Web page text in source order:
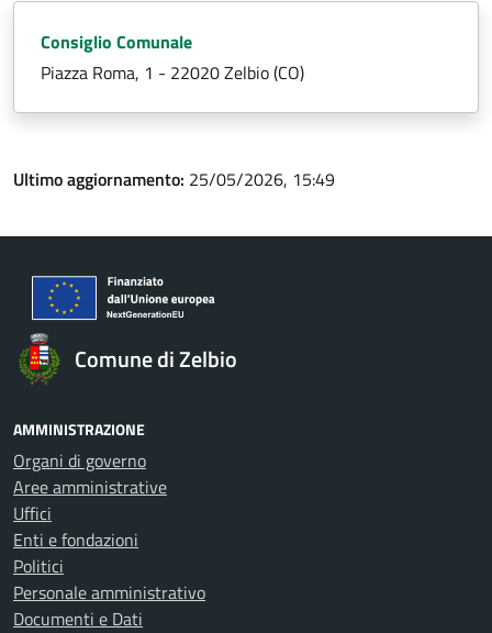
Consiglio Comunale
Piazza Roma, 1 - 22020 Zelbio (CO)
Ultimo aggiornamento: 25/05/2026, 15:49
Comune di Zelbio
AMMINISTRAZIONE
Organi di governo
Aree amministrative
Uffici
Enti e fondazioni
Politici
Personale amministrativo
Documenti e Dati